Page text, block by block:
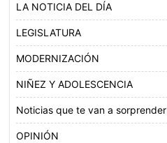
LA NOTICIA DEL DÍA
LEGISLATURA
MODERNIZACIÓN
NIÑEZ Y ADOLESCENCIA
Noticias que te van a sorprender
OPINIÓN